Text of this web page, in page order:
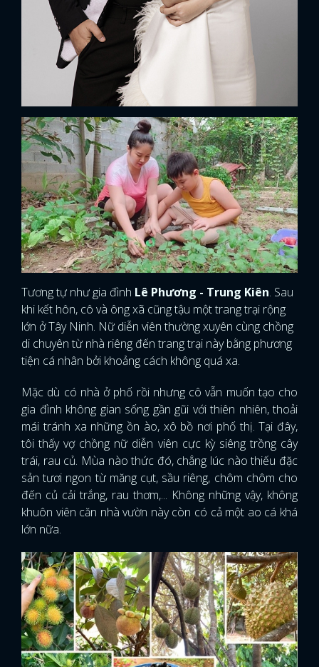
Tương tự như gia đình Lê Phương - Trung Kiên. Sau
khi kết hôn, cô và ông xã cũng tậu một trang trại rộng
lớn ở Tây Ninh. Nữ diễn viên thường xuyên cùng chồng
di chuyên từ nhà riêng đến trang trại này bằng phương
tiện cá nhân bởi khoảng cách không quá xa.
Mặc dù có nhà ở phố rồi nhưng cô vẫn muốn tạo cho
gia đình không gian sống gần gũi với thiên nhiên, thoải
mái tránh xa những ồn ào, xô bồ nơi phố thị. Tại đây,
tôi thấy vợ chồng nữ diễn viên cực kỳ siêng trồng cây
trái, rau củ. Mùa nào thức đó, chẳng lúc nào thiếu đặc
sản tươi ngon từ măng cụt, sầu riêng, chôm chôm cho
đến củ cải trắng, rau thơm,... Không những vậy, không
khuôn viên căn nhà vườn này còn có cả một ao cá khá
lớn nữa.